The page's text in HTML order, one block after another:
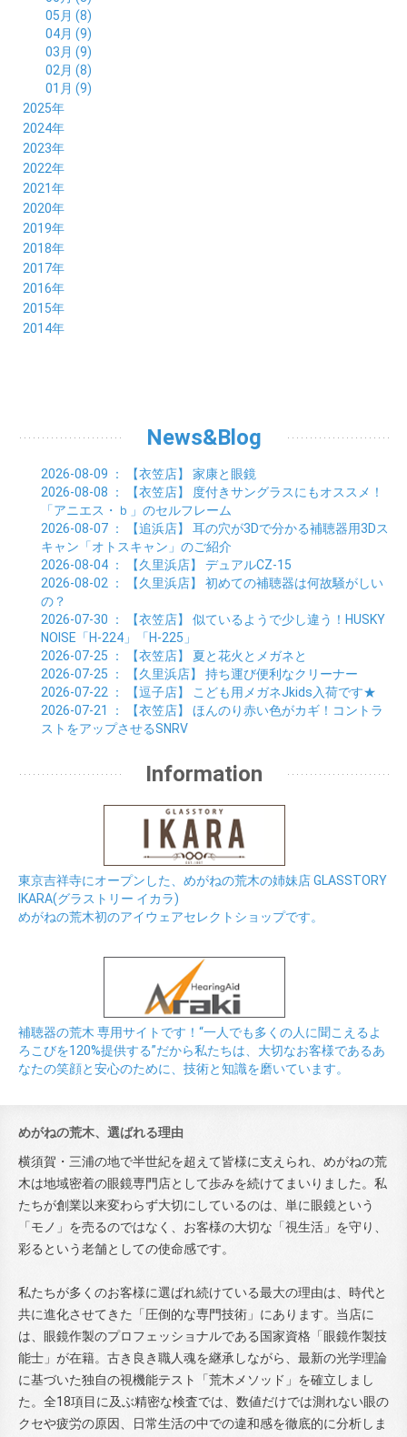
05月 (8)
04月 (9)
03月 (9)
02月 (8)
01月 (9)
2025年
12月 (10)
11月 (8)
10月 (8)
09月 (8)
08月 (9)
07月 (7)
06月 (9)
05月 (8)
04月 (8)
03月 (9)
02月 (8)
01月 (8)
2024年
12月 (8)
11月 (9)
10月 (8)
09月 (9)
08月 (7)
07月 (8)
06月 (8)
05月 (8)
04月 (8)
03月 (8)
02月 (9)
2023年
12月 (8)
11月 (8)
10月 (8)
09月 (8)
08月 (9)
07月 (9)
06月 (8)
05月 (9)
04月 (9)
03月 (8)
2022年
12月 (9)
11月 (5)
10月 (4)
09月 (5)
08月 (4)
07月 (4)
06月 (5)
05月 (5)
04月 (2)
2021年
12月 (6)
11月 (4)
10月 (3)
09月 (7)
08月 (5)
07月 (4)
06月 (6)
05月 (6)
2020年
12月 (3)
11月 (6)
10月 (7)
09月 (7)
08月 (5)
07月 (5)
06月 (7)
2019年
12月 (9)
11月 (5)
10月 (7)
09月 (11)
08月 (6)
07月 (5)
2018年
12月 (6)
11月 (7)
10月 (6)
09月 (8)
08月 (4)
01月 (7)
2017年
12月 (6)
11月 (4)
10月 (5)
02月 (3)
01月 (6)
2016年
12月 (7)
11月 (4)
03月 (6)
02月 (9)
01月 (11)
2015年
12月 (6)
06月 (2)
2014年
News&Blog
2026-08-09 ： 【衣笠店】 家康と眼鏡
2026-08-08 ： 【衣笠店】
度付きサングラスにもオススメ！
「アニエス・ｂ」のセルフレーム
2026-08-07 ： 【追浜店】 耳の穴が3Dで分かる補聴器用3Dス
キャン「オトスキャン」のご紹介
2026-08-04 ： 【久里浜店】 デュアルCZ-15
2026-08-02 ： 【久里浜店】 初めての補聴器は何故騒がしい
の？
2026-07-30 ： 【衣笠店】 似ているようで少し違う！HUSKY
NOISE「H-224」「H-225」
2026-07-25 ： 【衣笠店】 夏と花火とメガネと
2026-07-25 ： 【久里浜店】 持ち運び便利なクリーナー
2026-07-22 ： 【逗子店】
こども用メガネJkids入荷です★
2026-07-21
： 【衣笠店】 ほんのり赤い色がカギ！コントラ
ストをアップさせるSNRV
Information
東京吉祥寺にオープンした、めがねの荒木の姉妹店 GLASSTORY
IKARA(グラストリー イカラ)
めがねの荒木初のアイウェアセレクトショップです。
補聴器の荒木 専用サイトです！“一人でも多くの人に聞こえるよ
ろこびを120%提供する”だから私たちは、大切なお客様であるあ
なたの笑顔と安心のために、技術と知識を磨いています。
めがねの荒木、選ばれる理由
横須賀・三浦の地で半世紀を超えて皆様に支えられ、めがねの荒
木は地域密着の眼鏡専門店として歩みを続けてまいりました。私
たちが創業以来変わらず大切にしているのは、単に眼鏡という
「モノ」を売るのではなく、お客様の大切な「視生活」を守り、
彩るという老舗としての使命感です。
私たちが多くのお客様に選ばれ続けている最大の理由は、時代と
共に進化させてきた「圧倒的な専門技術」にあります。当店に
は、眼鏡作製のプロフェッショナルである国家資格「眼鏡作製技
能士」が在籍。古き良き職人魂を継承しながら、最新の光学理論
に基づいた独自の視機能テスト「荒木メソッド」を確立しまし
た。全18項目に及ぶ精密な検査では、数値だけでは測れない眼の
クセや疲労の原因、日常生活の中での違和感を徹底的に分析しま